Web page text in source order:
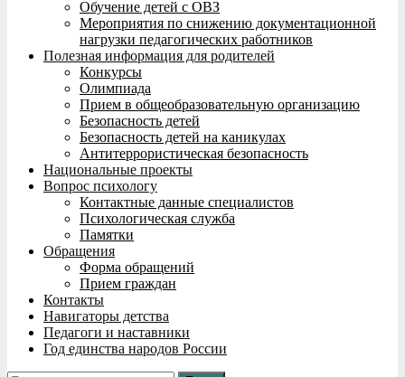
Обучение детей с ОВЗ
Мероприятия по снижению документационной
нагрузки педагогических работников
Полезная информация для родителей
Конкурсы
Олимпиада
Прием в общеобразовательную организацию
Безопасность детей
Безопасность детей на каникулах
Антитеррористическая безопасность
Национальные проекты
Вопрос психологу
Контактные данные специалистов
Психологическая служба
Памятки
Обращения
Форма обращений
Прием граждан
Контакты
Навигаторы детства
Педагоги и наставники
Год единства народов России